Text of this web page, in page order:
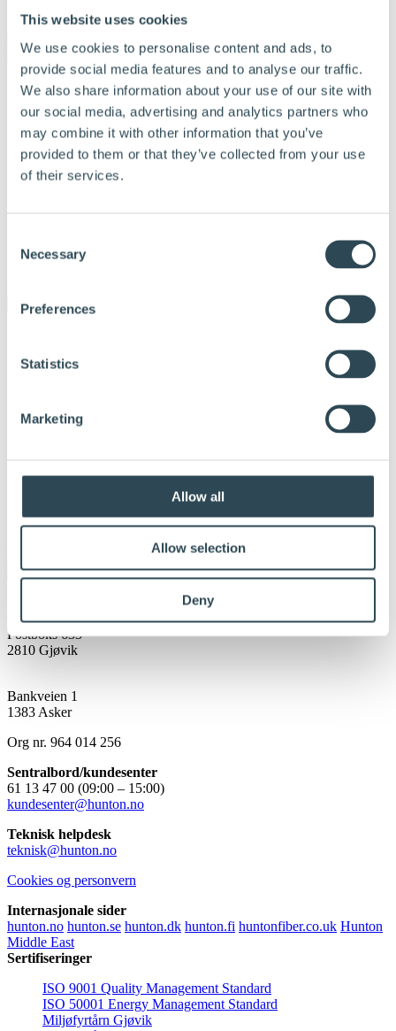
This website uses cookies
We use cookies to personalise content and ads, to
provide social media features and to analyse our traffic.
We also share information about your use of our site with
our social media, advertising and analytics partners who
may combine it with other information that you’ve
provided to them or that they’ve collected from your use
of their services.
Selection
Necessary
Preferences
Statistics
Marketing
Allow all
Allow selection
Deny
Meny
Våre produkter
Våre byggløsninger
Ofte stilte spørsmål
Dokumentasjon
Bærekraft
Beregningsverktøy
Referanser
Om Hunton
Sven Østgulen
Niels Ødegaards gate 8
Postboks 633
2810 Gjøvik
Bankveien 1
1383 Asker
Org nr. 964 014 256
Sentralbord/kundesenter
61 13 47 00 (09:00 – 15:00)
kundesenter@hunton.no
Teknisk helpdesk
teknisk@hunton.no
Cookies og personvern
Internasjonale sider
hunton.no hunton.se hunton.dk hunton.fi huntonfiber.co.uk Hunton
Middle East
Sertifiseringer
ISO 9001 Quality Management Standard
ISO 50001 Energy Management Standard
Miljøfyrtårn Gjøvik